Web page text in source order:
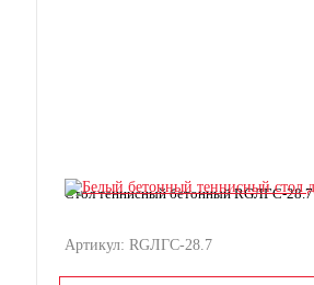
Стол теннисный бетонный RGЛГС-28.7
Артикул: RGЛГС-28.7